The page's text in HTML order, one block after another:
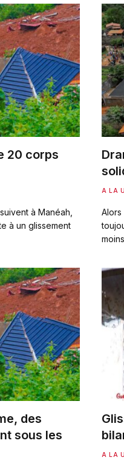
20 corps
à Manéah,
à un glissement
A LA
des
sous les
A LA